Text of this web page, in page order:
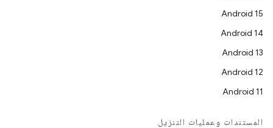
Android 15
Android 14
Android 13
Android 12
Android 11
المستندات وعمليات التنزيل